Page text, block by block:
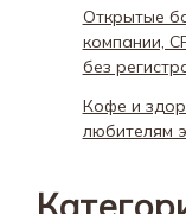
Открытые
компании,
без
Кофе и
любителям